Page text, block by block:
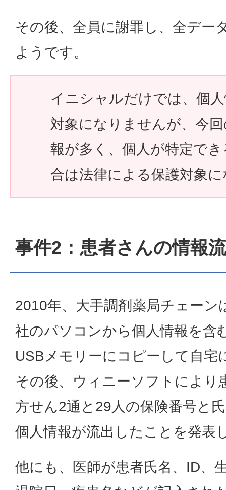
その後、全員に謝罪し、全デー
ようです。
イニシャルだけでは、個
対象になりませんが、今
報が多く、個人が特定で
合は法律による保護対象
事件2：患者さんの情報
2010年、大手調剤薬局チェーン
社のパソコンから個人情報を含
USBメモリーにコピーして自宅
その後、ウィニーソフトにより
方せん2通と29人の保険番号と
個人情報が流出したことを発表
他にも、医師が患者氏名、ID、